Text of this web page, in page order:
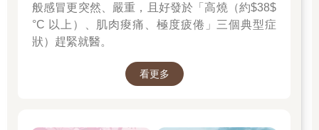
般感冒更突然、嚴重，且好發於「高燒（約$38$
°C 以上）、肌肉痠痛、極度疲倦」三個典型症
狀）趕緊就醫。
看更多